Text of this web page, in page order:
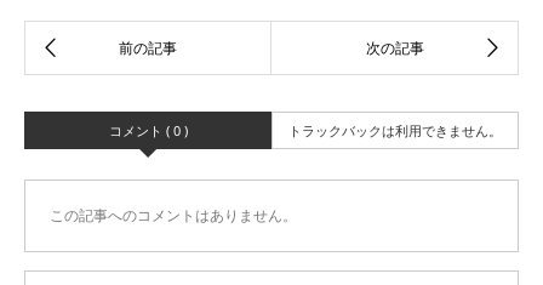
コメント ( 0 ) トラックバックは利用できません。
この記事へのコメントはありません。